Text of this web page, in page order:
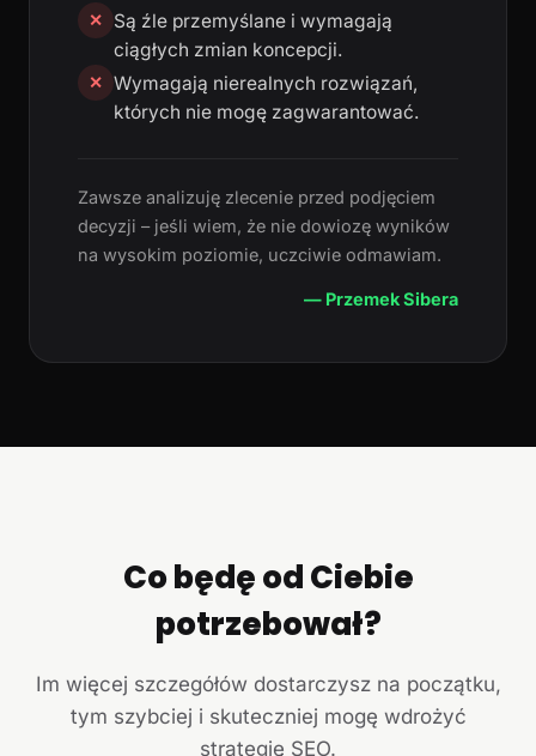
✕
Są źle przemyślane i wymagają
ciągłych zmian koncepcji.
✕ Wymagają nierealnych rozwiązań,
których nie mogę zagwarantować.
Zawsze analizuję zlecenie przed podjęciem
decyzji – jeśli wiem, że nie dowiozę wyników
na wysokim poziomie, uczciwie odmawiam.
— Przemek Sibera
Co będę od Ciebie
potrzebował?
Im więcej szczegółów dostarczysz na początku,
tym szybciej i skuteczniej mogę wdrożyć
strategię SEO.